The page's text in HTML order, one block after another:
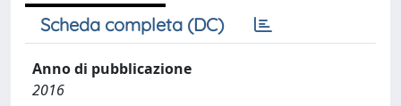
Scheda completa (DC)
Anno di pubblicazione
2016